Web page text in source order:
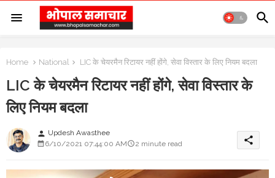
Home National LIC के चेयरमैन रिटायर नहीं होंगे, सेवा विस्तार के लिए नियम बदला
LIC के चेयरमैन रिटायर नहीं होंगे, सेवा विस्तार के
लिए नियम बदला
person Updesh Awasthee
6/10/2021 07:44:00 AM
2 minute read share